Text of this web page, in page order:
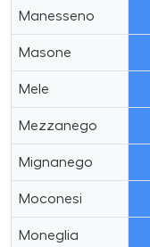
Manesseno
Masone
Mele
Mezzanego
Mignanego
Moconesi
Moneglia